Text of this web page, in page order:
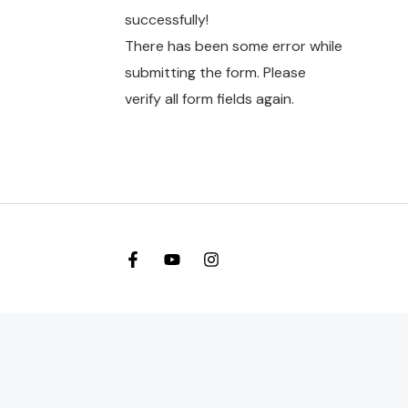
successfully!
There has been some error while
submitting the form. Please
verify all form fields again.